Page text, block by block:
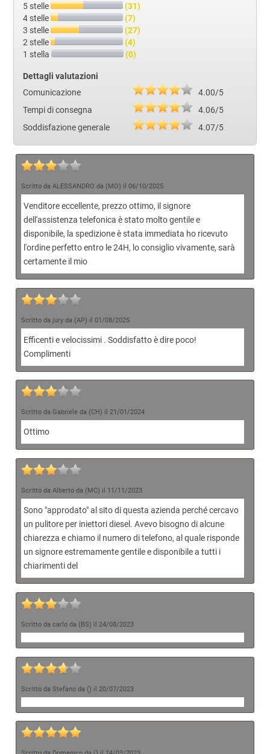
5 stelle
(31)
4 stelle
(7)
3 stelle
(27)
2 stelle
(4)
1 stella
(0)
Dettagli valutazioni
Comunicazione
4.00/5
Tempi di consegna
4.06/5
Soddisfazione generale
4.07/5
Scritto da ALESSANDRO da (MO) il 06/10/2025
Venditore eccellente, prezzo ottimo, il signore
dell'assistenza telefonica è stato molto gentile e
disponibile, la spedizione è stata immediata ho ricevuto
l'ordine perfetto entro le 24H, lo consiglio vivamente, sarà
certamente il mio
Scritto da jury da (AP) il 01/08/2025
Efficenti e velocissimi . Soddisfatto è dire poco!
Complimenti
Scritto da Gabriele da (CH) il 21/01/2024
Ottimo
Scritto da Alberto da (MC) il 11/11/2023
Sono "approdato" al sito di questa azienda perché cercavo
un pulitore per iniettori diesel. Avevo bisogno di alcune
chiarezza e chiamo il numero di telefono, al quale risponde
un signore estremamente gentile e disponibile a tutti i
chiarimenti del
Scritto da carlo da (BS) il 24/08/2023
Scritto da Stefano da () il 20/07/2023